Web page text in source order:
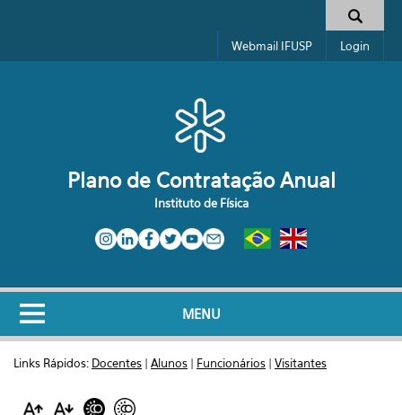
Formulário de busca
Webmail IFUSP Login
Plano de Contratação Anual
Instituto de Física
MENU
Links Rápidos: Docentes | Alunos | Funcionários | Visitantes